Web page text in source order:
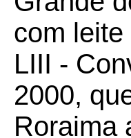
com leite
LIII -
2000,
Roraima